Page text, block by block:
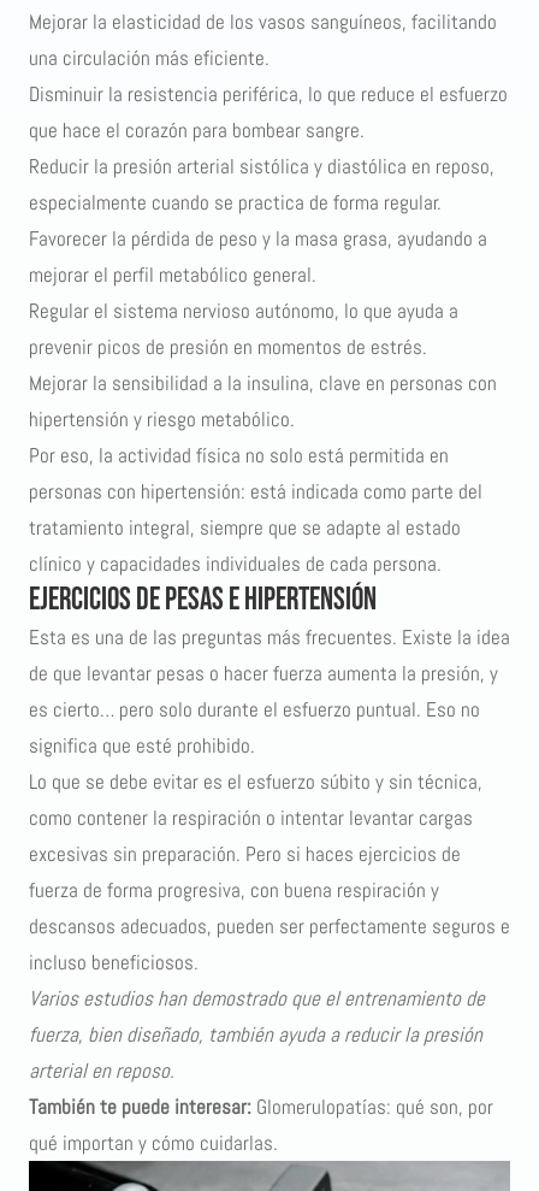
Mejorar la elasticidad de los vasos sanguíneos, facilitando
una circulación más eficiente.
Disminuir la resistencia periférica, lo que reduce el esfuerzo
que hace el corazón para bombear sangre.
Reducir la presión arterial sistólica y diastólica en reposo,
especialmente cuando se practica de forma regular.
Favorecer la pérdida de peso y la masa grasa, ayudando a
mejorar el perfil metabólico general.
Regular el sistema nervioso autónomo, lo que ayuda a
prevenir picos de presión en momentos de estrés.
Mejorar la sensibilidad a la insulina, clave en personas con
hipertensión y riesgo metabólico.
Por eso, la actividad física no solo está permitida en
personas con hipertensión: está indicada como parte del
tratamiento integral, siempre que se adapte al estado
clínico y capacidades individuales de cada persona.
Ejercicios de pesas e hipertensión
Esta es una de las preguntas más frecuentes. Existe la idea
de que levantar pesas o hacer fuerza aumenta la presión, y
es cierto… pero solo durante el esfuerzo puntual. Eso no
significa que esté prohibido.
Lo que se debe evitar es el esfuerzo súbito y sin técnica,
como contener la respiración o intentar levantar cargas
excesivas sin preparación. Pero si haces ejercicios de
fuerza de forma progresiva, con buena respiración y
descansos adecuados, pueden ser perfectamente seguros e
incluso beneficiosos.
Varios estudios han demostrado que el entrenamiento de
fuerza, bien diseñado, también ayuda a reducir la presión
arterial en reposo.
También te puede interesar: Glomerulopatías: qué son, por
qué importan y cómo cuidarlas.